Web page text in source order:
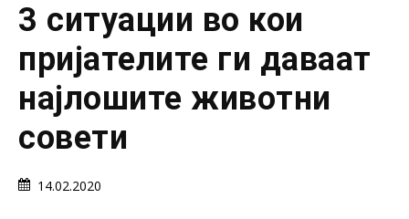
3 ситуации во кои
пријателите ги даваат
најлошите животни
совети
14.02.2020